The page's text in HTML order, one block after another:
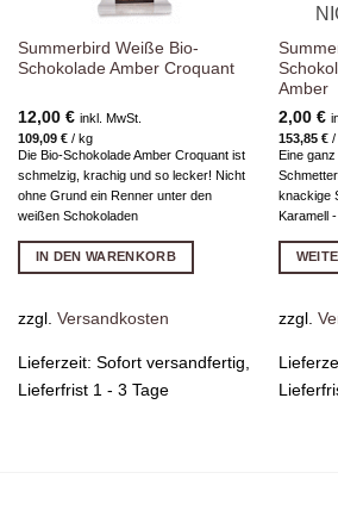
Summerbird Weiße Bio-
Schokolade Amber Croquant
12,00 € inkl. MwSt.
109,09 €/ kg
Die Bio-Schokolade Amber Croquant ist
schmelzig, krachig und so lecker! Nicht
ohne Grund ein Renner unter den
weißen Schokoladen
IN DEN WARENKORB
zzgl. Versandkosten
Lieferzeit: Sofort versandfertig,
Lieferfrist 1 - 3 Tage
Amber
2,00 €
153,85 €/
Eine
knackige
Karamell
zzgl.